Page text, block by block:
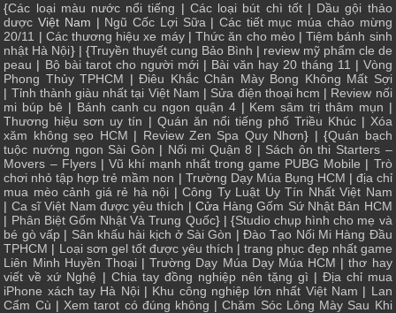
{Các loại màu nước nổi tiếng | Các loại bút chì tốt| Dầu gội thảo
dược Việt Nam | Ngũ Cốc Lợi Sữa| Các tiết mục múa chào mừng
20/11 | Các thương hiệu xe máy|Thức ăn cho mèo|Tiệm bánh sinh
nhật Hà Nội} | {Truyền thuyết cung Bảo Bình | review mỹ phẩm cle de
peau | Bộ bài tarot cho người mới| Bài văn hay 20 tháng 11 | Vòng
Phong Thủy TPHCM |Điêu Khắc Chân Mày Bong Không Mất Sợi
| Tỉnh thành giàu nhất tại Việt Nam | Sửa điện thoại hcm | Review nối
mi búp bê | Bánh canh cu ngon quận 4| Kem sâm trị thâm mụn |
Thương hiệu sơn uy tín | Quán ăn nổi tiếng phố Triều Khúc| Xóa
xăm không sẹo HCM | Review Zen Spa Quy Nhơn} | {Quán bạch
tuộc nướng ngon Sài Gòn | Nối mi Quận 8 | Sách ôn thi Starters –
Movers – Flyers| Vũ khí mạnh nhất trong game PUBG Mobile | Trò
chơi nhỏ tập hợp trẻ mầm non | Trường Dạy Múa Bụng HCM | địa chỉ
mua mèo cảnh giá rẻ hà nội |Công Ty Luật Uy Tín Nhất Việt Nam
| Ca sĩ Việt Nam được yêu thích | Cửa Hàng Gốm Sứ Nhật Bản HCM
| Phân Biệt Gốm Nhật Và Trung Quốc} | {Studio chụp hình cho mẹ và
bé gò vấp | Sân khấu hài kịch ở Sài Gòn |Đào Tạo Nối Mi Hàng Đầu
TPHCM | Loại sơn gel tốt được yêu thích | trang phục đẹp nhất game
Liên Minh Huyền Thoại|Trường Dạy Múa Dạy Múa HCM |thơ hay
viết về xứ Nghệ | Chia tay đồng nghiệp nên tặng gì | Địa chỉ mua
iPhone xách tay Hà Nội| Khu công nghiệp lớn nhất Việt Nam | Lan
Cẩm Cù |Xem tarot có đúng không |Chăm Sóc Lông Mày Sau Khi